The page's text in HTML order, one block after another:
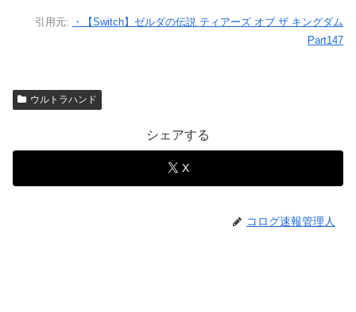
引用元:
・【Switch】ゼルダの伝説 ティアーズ オブ ザ キングダム
Part147
ウルトラハンド
シェアする
X
コログ速報管理人